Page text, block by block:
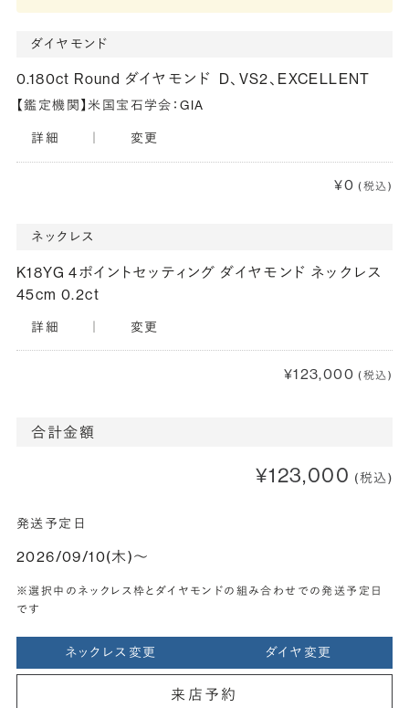
ダイヤモンド
0.180ct Round ダイヤモンド D、VS2、EXCELLENT
【鑑定機関】米国宝石学会：GIA
詳細 変更
¥0 (税込)
ネックレス
K18YG 4ポイントセッティング ダイヤモンド ネックレス
45cm 0.2ct
詳細 変更
¥123,000 (税込)
合計金額
¥123,000 (税込)
発送予定日
2026/09/10(木)〜
※選択中のネックレス枠とダイヤモンドの組み合わせでの発送予定日
です
ネックレス変更 ダイヤ変更
来店予約